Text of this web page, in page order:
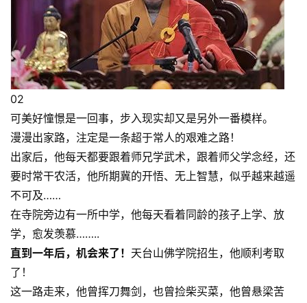
02
可美好憧憬是一回事，步入现实却又是另外一番模样。
漫漫出家路，注定是一条超于常人的艰难之路！
出家后，他每天都要跟着师兄学武术，跟着师父学念经，还
要时常干农活，他所期冀的开悟、无上智慧，似乎越来越遥
不可及……
在寺院旁边有一所中学，他每天看着同龄的孩子上学、放
学，愈发羡慕……..
直到一年后，机会来了！ 天台山佛学院招生，他顺利考取
了！
这一路走来，他曾挥刀舞剑，也曾捡柴买菜，他曾悬梁苦